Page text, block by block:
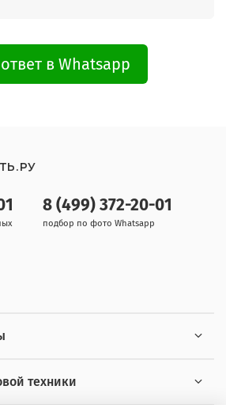
в Whatsapp
техники
8 (499) 372-20-01
подбор по фото Whatsapp